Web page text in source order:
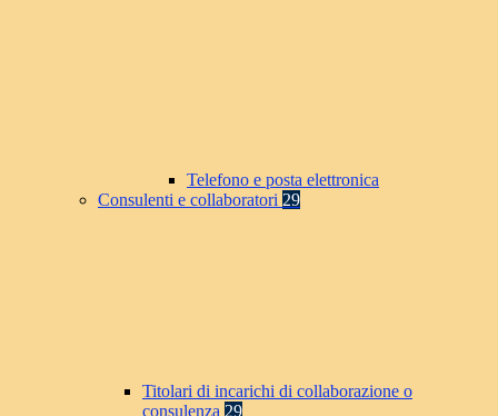
Telefono e posta elettronica
Consulenti e collaboratori 29
Titolari di incarichi di collaborazione o
consulenza 29